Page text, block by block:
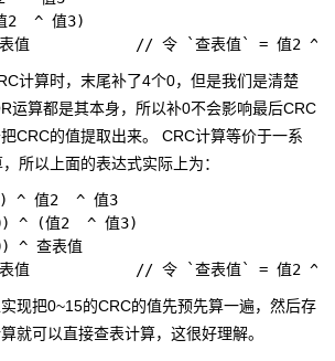
2  ^ 值3)
计算时，末尾补了4个0，但是我们是清楚
运算都是其本身，所以补0不会影响最后CRC
CRC的值提取出来。 CRC计算等价于一系
所以上面的表达式实际上为：
^ 值2  ^ 值3
^ (值2  ^ 值3)
0) ^ 查表值
现把0~15的CRC的值先预先算一遍，然后存
就可以直接查表计算，这很好理解。